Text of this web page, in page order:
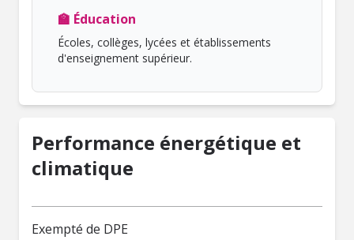
🏫 Éducation
Écoles, collèges, lycées et établissements
d'enseignement supérieur.
Performance énergétique et
climatique
Exempté de DPE